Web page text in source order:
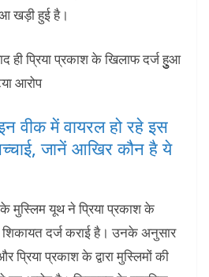
खड़ी हुई है।
वीक में वायरल हो रहे इस
जानें आखिर कौन है ये
मुस्लिम यूथ ने प्रिया प्रकाश के
शिकायत दर्ज कराई है। उनके अनुसार
प्रकाश के द्वारा मुस्लिमों की